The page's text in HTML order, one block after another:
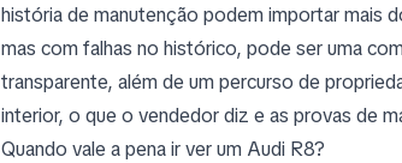
história de manutenção podem importar mais
mas com falhas no histórico, pode ser uma
transparente, além de um percurso de
interior, o que o vendedor diz e as provas de
Quando vale a pena ir ver um Audi R8?